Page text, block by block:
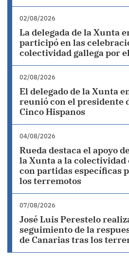
02/08/2026
La delegada de la Xunta
participó en las
colectividad gallega por
02/08/2026
El delegado de la Xunta
reunió con el presidente
Cinco Hispanos
04/08/2026
Rueda destaca el apoyo
la Xunta a la colectividad
con partidas específicas
los terremotos
07/08/2026
José Luis Perestelo
seguimiento de la
de Canarias tras los